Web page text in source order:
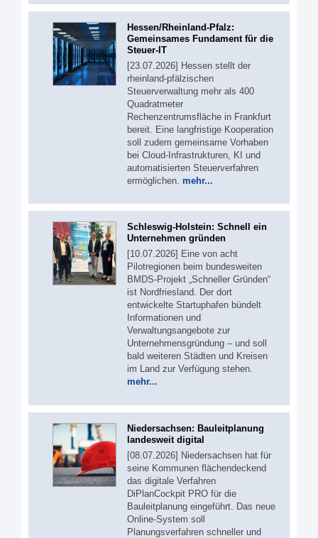
Hessen/Rheinland-Pfalz:
Gemeinsames Fundament für die
Steuer-IT
[23.07.2026] Hessen stellt der
rheinland-pfälzischen
Steuerverwaltung mehr als 400
Quadratmeter
Rechenzentrumsfläche in Frankfurt
bereit. Eine langfristige Kooperation
soll zudem gemeinsame Vorhaben
bei Cloud-Infrastrukturen, KI und
automatisierten Steuerverfahren
ermöglichen. mehr...
Schleswig-Holstein: Schnell ein
Unternehmen gründen
[10.07.2026] Eine von acht
Pilotregionen beim bundesweiten
BMDS-Projekt „Schneller Gründen“
ist Nordfriesland. Der dort
entwickelte Startuphafen bündelt
Informationen und
Verwaltungsangebote zur
Unternehmensgründung – und soll
bald weiteren Städten und Kreisen
im Land zur Verfügung stehen.
mehr...
Niedersachsen: Bauleitplanung
landesweit digital
[08.07.2026] Niedersachsen hat für
seine Kommunen flächendeckend
das digitale Verfahren
DiPlanCockpit PRO für die
Bauleitplanung eingeführt. Das neue
Online-System soll
Planungsverfahren schneller und